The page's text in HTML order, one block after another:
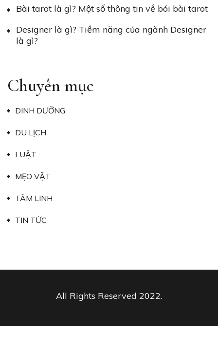
Bài tarot là gì? Một số thông tin về bói bài tarot
Designer là gì? Tiềm năng của ngành Designer
là gì?
Chuyên mục
DINH DƯỠNG
DU LỊCH
LUẬT
MẸO VẶT
TÂM LINH
TIN TỨC
All Rights Reserved 2022.